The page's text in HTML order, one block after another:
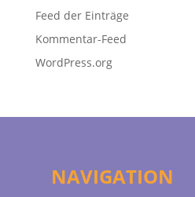
Feed der Einträge
Kommentar-Feed
WordPress.org
NAVIGATION